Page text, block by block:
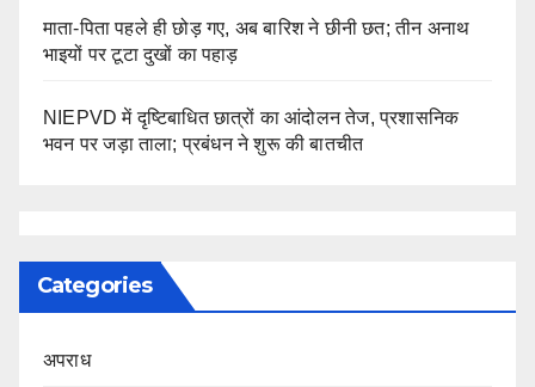
माता-पिता पहले ही छोड़ गए, अब बारिश ने छीनी छत; तीन अनाथ
भाइयों पर टूटा दुखों का पहाड़
NIEPVD में दृष्टिबाधित छात्रों का आंदोलन तेज, प्रशासनिक
भवन पर जड़ा ताला; प्रबंधन ने शुरू की बातचीत
Categories
अपराध